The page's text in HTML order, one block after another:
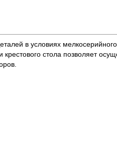
в условиях
стола позволяет